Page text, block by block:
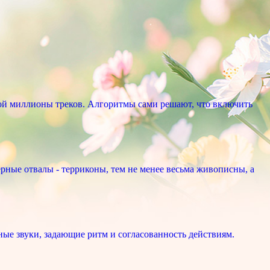
миллионы треков. Алгоритмы сами решают, что включить
отвалы - терриконы, тем не менее весьма живописны, а
звуки, задающие ритм и согласованность действиям.